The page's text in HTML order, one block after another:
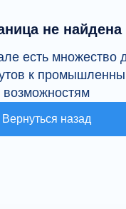
не найдена
есть множество
к
возможностям
Вернуться назад